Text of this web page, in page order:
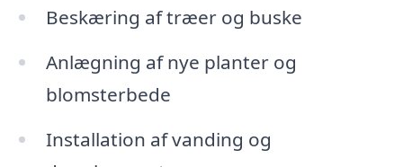
Beskæring af træer og buske
Anlægning af nye planter og
blomsterbede
Installation af vanding og